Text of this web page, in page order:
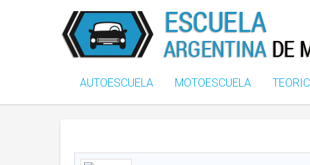
AUTOESCUELA MOTOESCUELA